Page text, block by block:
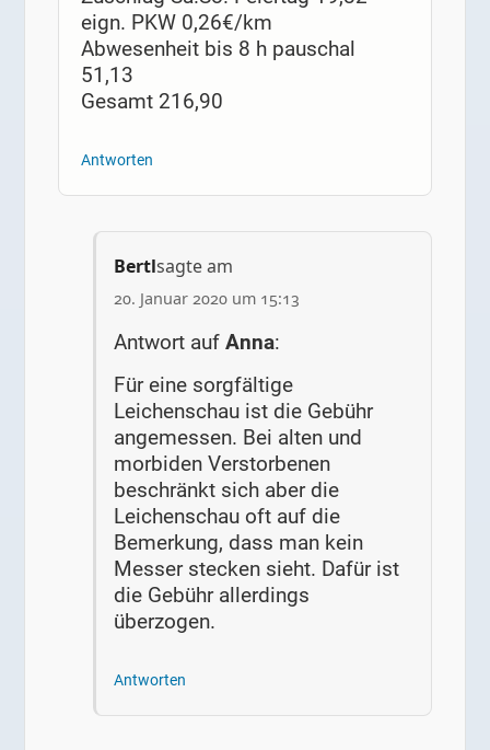
eign. PKW 0,26€/km
Abwesenheit bis 8 h pauschal
51,13
Gesamt 216,90
Antworten
Bertlsagte am
20. Januar 2020 um 15:13
Antwort aufAnna:
Für eine sorgfältige
Leichenschau ist die Gebühr
angemessen. Bei alten und
morbiden Verstorbenen
beschränkt sich aber die
Leichenschau oft auf die
Bemerkung, dass man kein
Messer stecken sieht. Dafür ist
die Gebühr allerdings
überzogen.
Antworten